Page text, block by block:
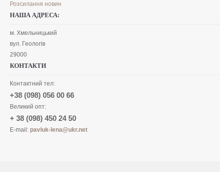
Розсилання новин
НАША АДРЕСА:
м. Хмельницький
вул. Геологів
29000
КОНТАКТИ
Контактний тел:
+38 (098) 056 00 66
Великий опт:
+ 38 (098) 450 24 50
E-mail: pavluk-lena@ukr.net